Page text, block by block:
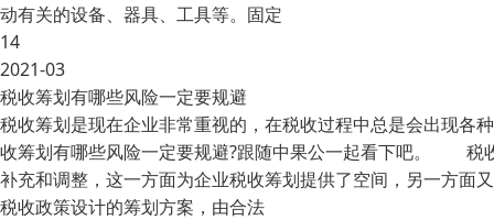
动有关的设备、器具、工具等。固定
14
2021-03
税收筹划有哪些风险一定要规避
税收筹划是现在企业非常重视的，在税收过程中总是会出现各
收筹划有哪些风险一定要规避?跟随中果公一起看下吧。
补充和调整，这一方面为企业税收筹划提供了空间，另一方面
税收政策设计的筹划方案，由合法